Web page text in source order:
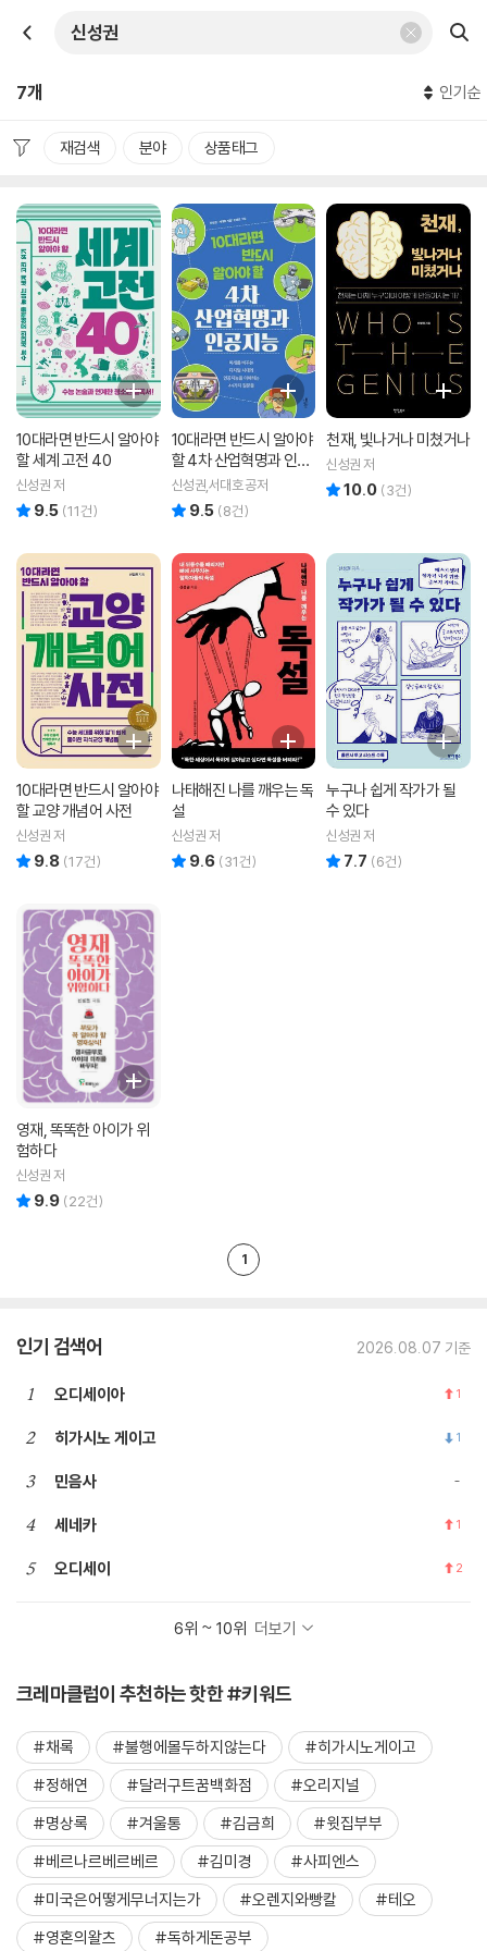
7개 인기순
재검색 분야 상품태그
10대라면 반드시 알아야
할 세계 고전 40
신성권 저
9.5 (11건)
10대라면 반드시 알아야
할 4차 산업혁명과 인공
지능
신성권,서대호 공저
9.5 (8건)
천재, 빛나거나 미쳤거나
신성권 저
10.0 (3건)
10대라면 반드시 알아야
할 교양 개념어 사전
신성권 저
9.8 (17건)
나태해진 나를 깨우는 독
설
신성권 저
9.6 (31건)
누구나 쉽게 작가가 될
수 있다
신성권 저
7.7 (6건)
영재, 똑똑한 아이가 위
험하다
신성권 저
9.9 (22건)
1
인기 검색어 2026.08.07 기준
1 오디세이아 1
2 히가시노 게이고 1
3 민음사
4 세네카 1
5 오디세이 2
6위 ~ 10위 더보기
크레마클럽이 추천하는 핫한 #키워드
#채록 #불행에몰두하지않는다
#히가시노게이고
#정해연
#달러구트꿈백화점
#오리지널
#명상록
#겨울통 #김금희
#윗집부부
#베르나르베르베르
#김미경
#사피엔스
#미국은어떻게무너지는가
#오렌지와빵칼
#테오
#영혼의왈츠
#독하게돈공부